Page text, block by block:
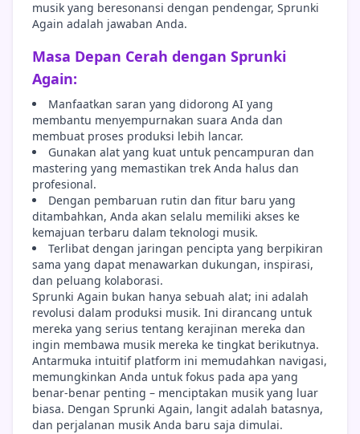
musik yang beresonansi dengan pendengar, Sprunki
Again adalah jawaban Anda.
Masa Depan Cerah dengan Sprunki
Again:
Manfaatkan saran yang didorong AI yang
membantu menyempurnakan suara Anda dan
membuat proses produksi lebih lancar.
Gunakan alat yang kuat untuk pencampuran dan
mastering yang memastikan trek Anda halus dan
profesional.
Dengan pembaruan rutin dan fitur baru yang
ditambahkan, Anda akan selalu memiliki akses ke
kemajuan terbaru dalam teknologi musik.
Terlibat dengan jaringan pencipta yang berpikiran
sama yang dapat menawarkan dukungan, inspirasi,
dan peluang kolaborasi.
Sprunki Again bukan hanya sebuah alat; ini adalah
revolusi dalam produksi musik. Ini dirancang untuk
mereka yang serius tentang kerajinan mereka dan
ingin membawa musik mereka ke tingkat berikutnya.
Antarmuka intuitif platform ini memudahkan navigasi,
memungkinkan Anda untuk fokus pada apa yang
benar-benar penting – menciptakan musik yang luar
biasa. Dengan Sprunki Again, langit adalah batasnya,
dan perjalanan musik Anda baru saja dimulai.